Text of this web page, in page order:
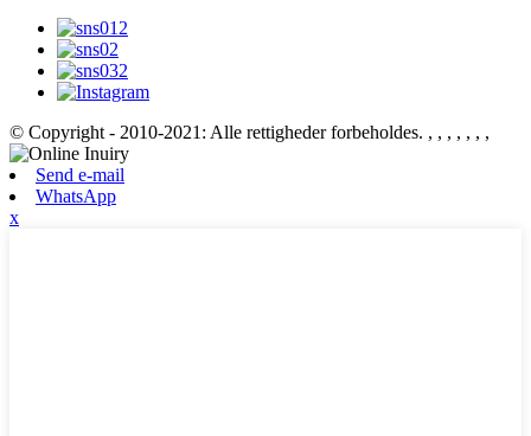
© Copyright - 2010-2021: Alle rettigheder forbeholdes. , , , , , , ,
Send e-mail
WhatsApp
x